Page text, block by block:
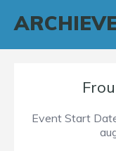
Event Start